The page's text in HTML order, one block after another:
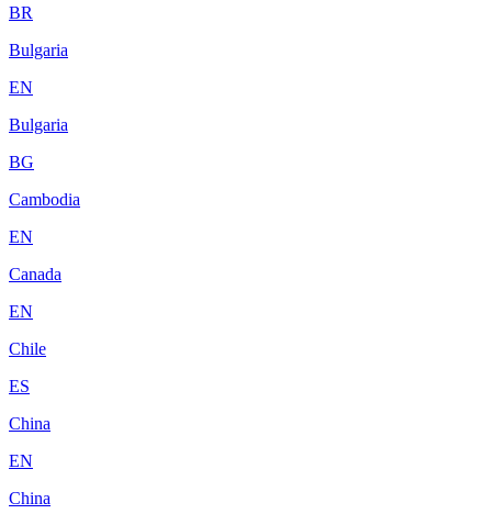
BR
Bulgaria
EN
Bulgaria
BG
Cambodia
EN
Canada
EN
Chile
ES
China
EN
China